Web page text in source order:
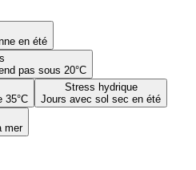
en été
pas sous 20°C
35°C
Stress hydrique
Jours avec sol sec en été
mer